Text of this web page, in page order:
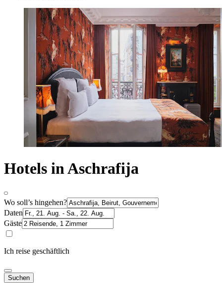
Hotels in Aschrafija
Wo soll’s hingehen?
Daten
Gäste
Ich reise geschäftlich
Suchen